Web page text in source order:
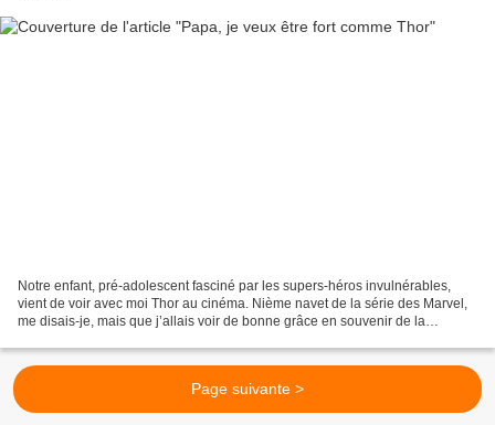
Notre enfant, pré-adolescent fasciné par les supers-héros invulnérables,
vient de voir avec moi Thor au cinéma. Nième navet de la série des Marvel,
me disais-je, mais que j’allais voir de bonne grâce en souvenir de la
Page suivante >